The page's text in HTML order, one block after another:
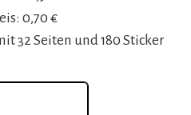
0,70 €
32 Seiten und 180 Sticker